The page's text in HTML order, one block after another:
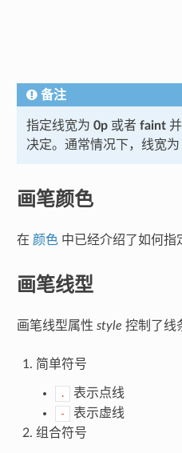
备注
指定线宽为 0p或者 faint并
决定。通常情况下，线宽为
画笔颜色
在 颜色中已经介绍了如何指
画笔线型
画笔线型属性 style 控制了线
简单符号
. 表示点线
-
表示虚线
组合符号